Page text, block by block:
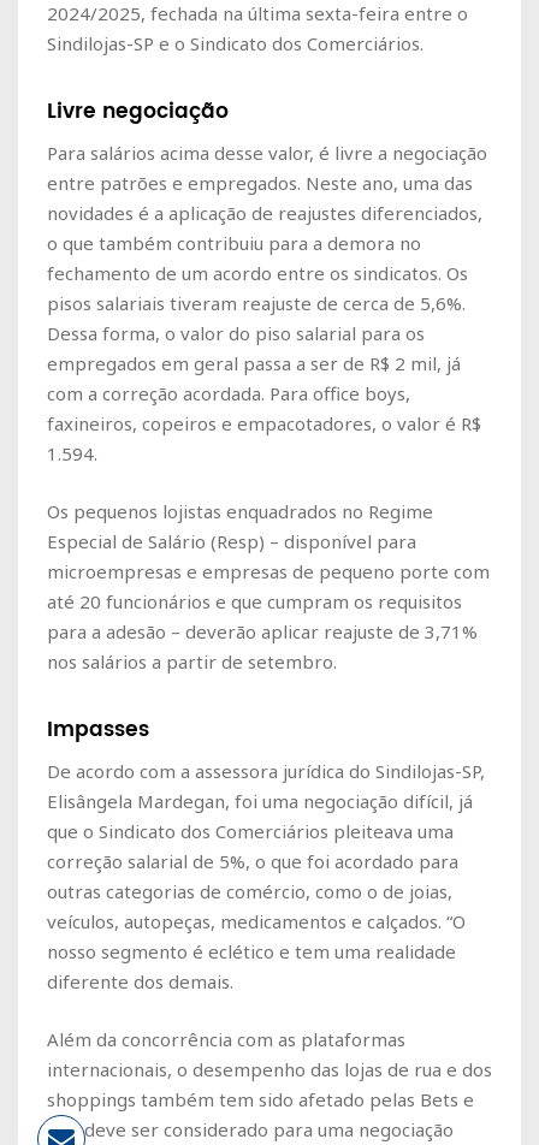
2024/2025, fechada na última sexta-feira entre o
Sindilojas-SP e o Sindicato dos Comerciários.
Livre negociação
Para salários acima desse valor, é livre a negociação
entre patrões e empregados. Neste ano, uma das
novidades é a aplicação de reajustes diferenciados,
o que também contribuiu para a demora no
fechamento de um acordo entre os sindicatos. Os
pisos salariais tiveram reajuste de cerca de 5,6%.
Dessa forma, o valor do piso salarial para os
empregados em geral passa a ser de R$ 2 mil, já
com a correção acordada. Para office boys,
faxineiros, copeiros e empacotadores, o valor é R$
1.594.
Os pequenos lojistas enquadrados no Regime
Especial de Salário (Resp) – disponível para
microempresas e empresas de pequeno porte com
até 20 funcionários e que cumpram os requisitos
para a adesão – deverão aplicar reajuste de 3,71%
nos salários a partir de setembro.
Impasses
De acordo com a assessora jurídica do Sindilojas-SP,
Elisângela Mardegan, foi uma negociação difícil, já
que o Sindicato dos Comerciários pleiteava uma
correção salarial de 5%, o que foi acordado para
outras categorias de comércio, como o de joias,
veículos, autopeças, medicamentos e calçados. “O
nosso segmento é eclético e tem uma realidade
diferente dos demais.
Além da concorrência com as plataformas
internacionais, o desempenho das lojas de rua e dos
shoppings também tem sido afetado pelas Bets e
isso deve ser considerado para uma negociação